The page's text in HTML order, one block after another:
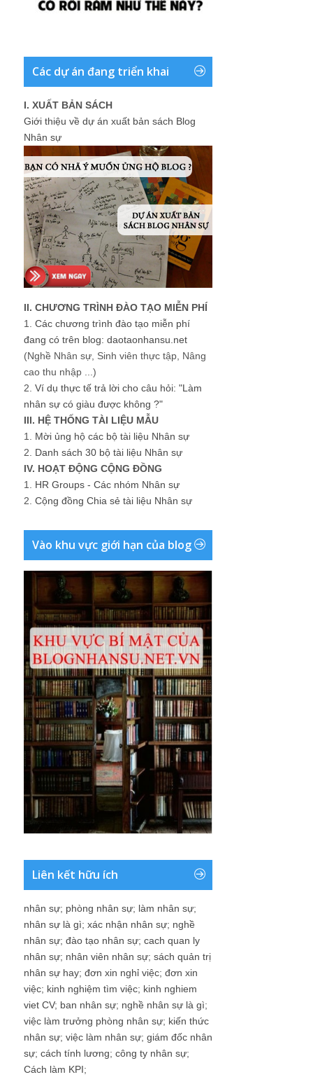
Các dự án đang triển khai
I. XUẤT BẢN SÁCH
Giới thiệu về dự án xuất bản sách Blog
Nhân sự
II. CHƯƠNG TRÌNH ĐÀO TẠO MIỄN PHÍ
1. Các chương trình đào tạo miễn phí
đang có trên blog: daotaonhansu.net
(Nghề Nhân sự, Sinh viên thực tập, Nâng
cao thu nhập ...)
2. Ví dụ thực tế trả lời cho câu hỏi: "Làm
nhân sự có giàu được không ?"
III. HỆ THỐNG TÀI LIỆU MẪU
1. Mời ủng hộ các bộ tài liệu Nhân sự
2. Danh sách 30 bộ tài liệu Nhân sự
IV. HOẠT ĐỘNG CỘNG ĐỒNG
1. HR Groups - Các nhóm Nhân sự
2. Cộng đồng Chia sẻ tài liệu Nhân sự
Vào khu vực giới hạn của blog
Liên kết hữu ích
nhân sự; phòng nhân sự; làm nhân sự;
nhân sự là gì; xác nhận nhân sự; nghề
nhân sự; đào tạo nhân sự; cach quan ly
nhân sự; nhân viên nhân sự; sách quản trị
nhân sự hay; đơn xin nghỉ việc; đơn xin
việc; kinh nghiệm tìm việc; kinh nghiem
viet CV; ban nhân sự; nghề nhân sự là gì;
việc làm trưởng phòng nhân sự; kiến thức
nhân sự; việc làm nhân sự; giám đốc nhân
sự; cách tính lương; công ty nhân sự;
Cách làm KPI;